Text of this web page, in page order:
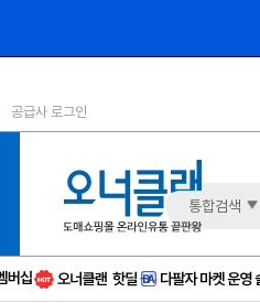
공급사 로그인
통합검색